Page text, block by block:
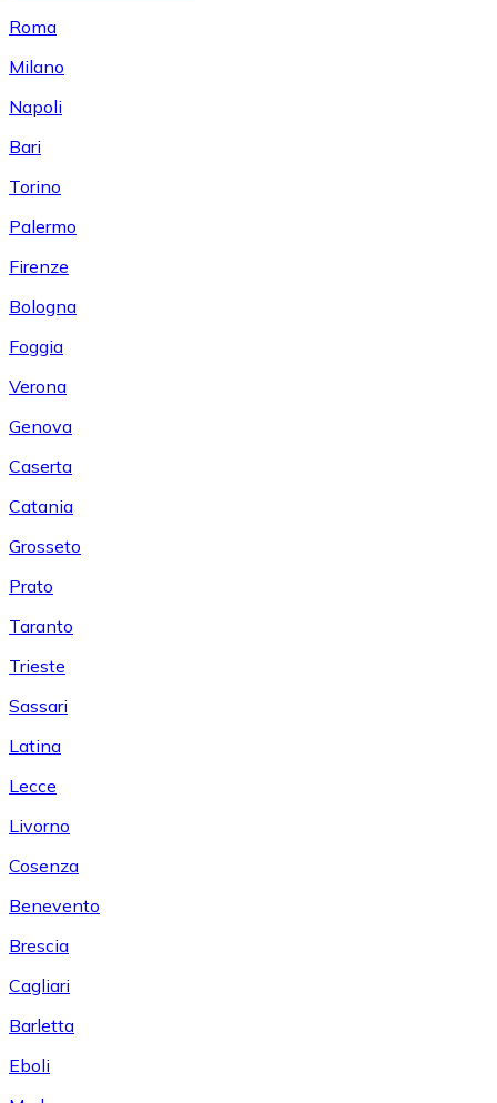
Roma
Milano
Napoli
Bari
Torino
Palermo
Firenze
Bologna
Foggia
Verona
Genova
Caserta
Catania
Grosseto
Prato
Taranto
Trieste
Sassari
Latina
Lecce
Livorno
Cosenza
Benevento
Brescia
Cagliari
Barletta
Eboli